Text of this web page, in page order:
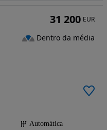
Automática
31 200 EUR
Dentro da média